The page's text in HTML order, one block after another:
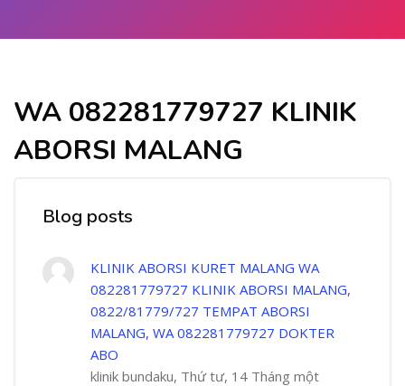
WA 082281779727 KLINIK
ABORSI MALANG
Blog posts
KLINIK ABORSI KURET MALANG WA
082281779727 KLINIK ABORSI MALANG,
0822/81779/727 TEMPAT ABORSI
MALANG, WA 082281779727 DOKTER
ABO
klinik bundaku, Thứ tư, 14 Tháng một